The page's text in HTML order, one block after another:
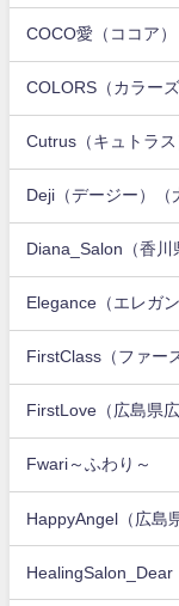
COCO愛（ココア）
COLORS（カラー
Cutrus（キュトラス
Deji（デージー）（
Diana_Salon（香川
Elegance（エレガ
FirstClass（ファー
FirstLove（広島県広
Fwari～ふわり～
HappyAngel（広島
HealingSalon_Dear